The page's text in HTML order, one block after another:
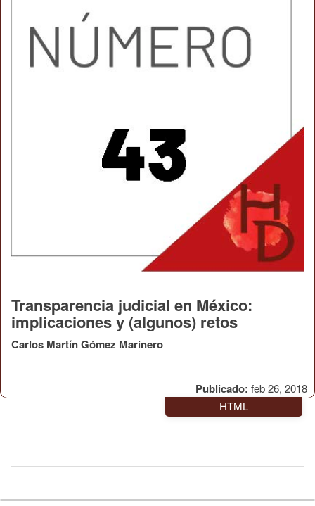
Publicado: feb 26, 2018
Transparencia judicial en México:
implicaciones y (algunos) retos
Carlos Martín Gómez Marinero
HTML